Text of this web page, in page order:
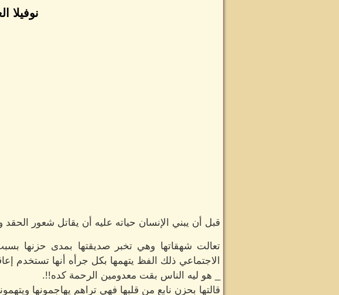
نوفيلا
قبل أن يبني الإنسان حياته عليه أن يقاتل شعور الحقد
تعالت شهقاتها وهي تخبر صديقتها بمدى حزنها
الاجتماعي ذلك الفظ يتهمها بكل جرأه أنها تستخدم
_ هو ليه الناس بقت معدومين الرحمة كده!!.
قالتها بحزن نابع من قلبها فهي تراهم يهاجمونها